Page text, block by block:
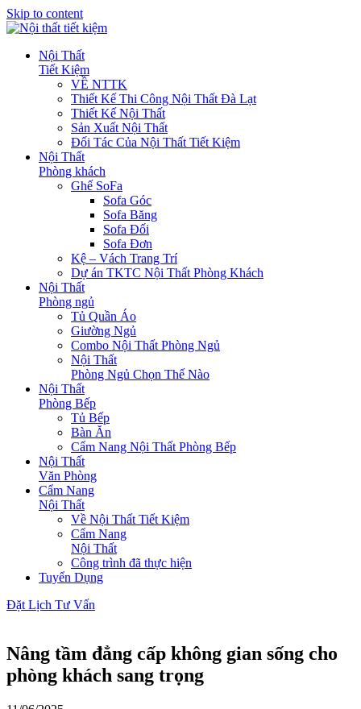
Skip to content
Nội Thất
Tiết Kiệm
VỀ NTTK
Thiết Kế Thi Công Nội Thất Đà Lạt
Thiết Kế Nội Thất
Sản Xuất Nội Thất
Đối Tác Của Nội Thất Tiết Kiệm
Nội Thất
Phòng khách
Ghế SoFa
Sofa Góc
Sofa Băng
Sofa Đối
Sofa Đơn
Kệ – Vách Trang Trí
Dự án TKTC Nội Thất Phòng Khách
Nội Thất
Phòng ngủ
Tủ Quần Áo
Giường Ngủ
Combo Nội Thất Phòng Ngủ
Nội Thất
Phòng Ngủ Chọn Thế Nào
Nội Thất
Phòng Bếp
Tủ Bếp
Bàn Ăn
Cẩm Nang Nội Thất Phòng Bếp
Nội Thất
Văn Phòng
Cẩm Nang
Nội Thất
Về Nội Thất Tiết Kiệm
Cẩm Nang
Nội Thất
Công trình đã thực hiện
Tuyển Dụng
Đặt Lịch Tư Vấn
Nâng tầm đẳng cấp không gian sống cho
phòng khách sang trọng